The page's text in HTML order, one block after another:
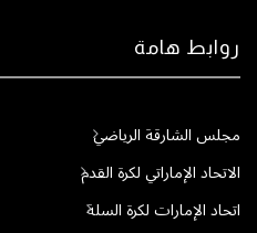
روابط هامة
مجلس الشارقة الرياضي
الاتحاد الإماراتي لكرة القدم
اتحاد الإمارات لكرة السلة